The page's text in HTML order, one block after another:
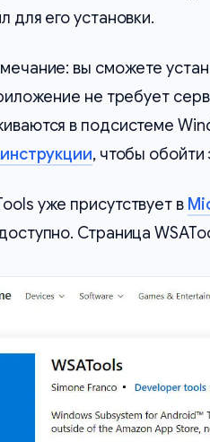
для его установки.
вы сможете
не требует
в подсистеме
, чтобы обойти
уже присутствует в
Страница